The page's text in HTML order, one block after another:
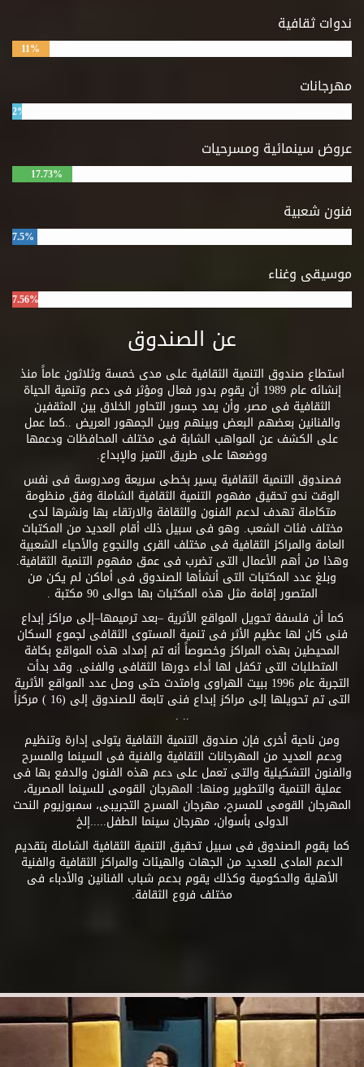
ندوات ثقافية
11%
مهرجانات
2%
عروض سينمائية ومسرحيات
17.73%
فنون شعبية
7.5%
موسيقى وغناء
7.56%
عن الصندوق
استطاع صندوق التنمية الثقافية على مدى خمسة وثلاثون عاماً منذ
إنشائه عام 1989 أن يقوم بدور فعال ومؤثر فى دعم وتنمية الحياة
الثقافية فى مصر، وأن يمد جسور التحاور الخلاق بين المثقفين
والفنانين بعضهم البعض وبينهم وبين الجمهور العريض ..كما عمل
على الكشف عن المواهب الشابة فى مختلف المحافظات ودعمها
ووضعها على طريق التميز والإبداع.
فصندوق التنمية الثقافية يسير بخطى سريعة ومدروسة فى نفس
الوقت نحو تحقيق مفهوم التنمية الثقافية الشاملة وفق منظومة
متكاملة تهدف لدعم الفنون والثقافة والارتقاء بها ونشرها لدى
مختلف فئات الشعب. وهو فى سبيل ذلك أقام العديد من المكتبات
العامة والمراكز الثقافية فى مختلف القرى والنجوع والأحياء الشعبية
وهذا من أهم الأعمال التى تضرب فى عمق مفهوم التنمية الثقافية.
وبلغ عدد المكتبات التى أنشأها الصندوق فى أماكن لم يكن من
المتصور إقامة مثل هذه المكتبات بها حوالى 90 مكتبة .
كما أن فلسفة تحويل المواقع الأثرية –بعد ترميمها–إلى مراكز إبداع
فنى كان لها عظيم الأثر فى تنمية المستوى الثقافى لجموع السكان
المحيطين بهذه المراكز وخصوصاً أنه تم إمداد هذه المواقع بكافة
المتطلبات التى تكفل لها أداء دورها الثقافى والفنى. وقد بدأت
التجربة عام 1996 ببيت الهراوى وامتدت حتى وصل عدد المواقع الأثرية
التى تم تحويلها إلى مراكز إبداع فنى تابعة للصندوق إلى (16 ) مركزاً
.. .
ومن ناحية أخرى فإن صندوق التنمية الثقافية يتولى إدارة وتنظيم
ودعم العديد من المهرجانات الثقافية والفنية فى السينما والمسرح
والفنون التشكيلية والتى تعمل على دعم هذه الفنون والدفع بها فى
عملية التنمية والتطوير ومنها: المهرجان القومى للسينما المصرية،
المهرجان القومى للمسرح، مهرجان المسرح التجريبى، سمبوزيوم النحت
الدولى بأسوان، مهرجان سينما الطفل.....إلخ
كما يقوم الصندوق فى سبيل تحقيق التنمية الثقافية الشاملة بتقديم
الدعم المادى للعديد من الجهات والهيئات والمراكز الثقافية والفنية
الأهلية والحكومية وكذلك يقوم بدعم شباب الفنانين والأدباء فى
مختلف فروع الثقافة.